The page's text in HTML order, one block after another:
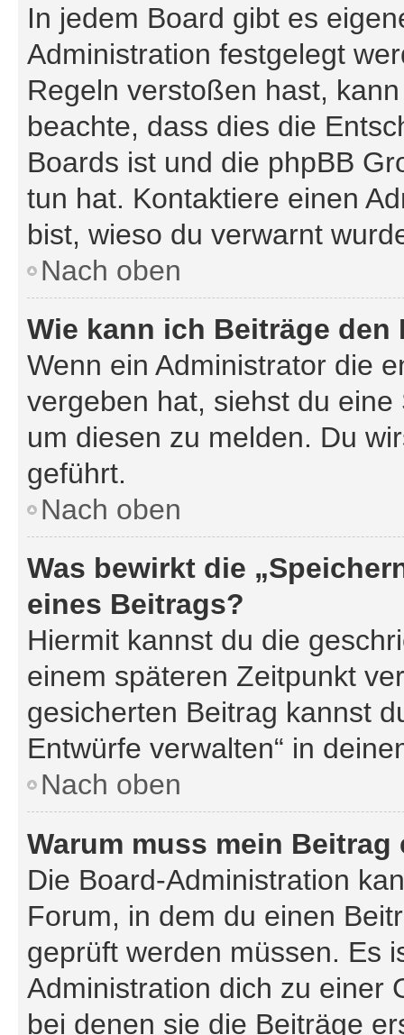
In jedem Board gibt es
Administration festgelegt
Regeln verstoßen hast,
beachte, dass dies die
Boards ist und die phpBB
tun hat. Kontaktiere einen
bist, wieso du verwarnt
Nach oben
Wie kann ich Beiträge den
Wenn ein Administrator die
vergeben hat, siehst du
um diesen zu melden. Du
geführt.
Nach oben
Was bewirkt die
eines Beitrags?
Hiermit kannst du die
einem späteren Zeitpunkt
gesicherten Beitrag kannst
Entwürfe verwalten“ in
Nach oben
Warum muss mein
Die Board-Administration
Forum, in dem du einen
geprüft werden müssen. Es
Administration dich zu einer
bei denen sie die Beiträge